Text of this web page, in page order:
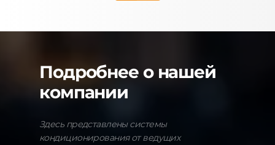
Здесь представлены системы
кондиционирования от ведущих
Подробнее о нашей
компании